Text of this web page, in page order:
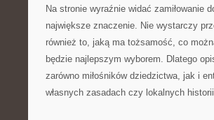
Na stronie wyraźnie widać zamiłowanie
największe znaczenie. Nie wystarczy
również to, jaką ma tożsamość, co
będzie najlepszym wyborem. Dlatego
zarówno miłośników dziedzictwa, jak i
własnych zasadach czy lokalnych